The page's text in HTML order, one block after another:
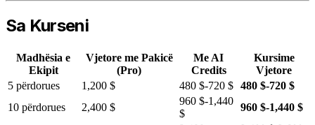
Sa Kurseni
Madhësia e
Ekipit
Vjetore me Pakicë
(Pro)
Me AI
Credits
Kursime
Vjetore
5 përdorues
1,200 $ 480 $-720 $ 480 $-720 $
10 përdorues
2,400 $
960 $-1,440
$
960 $-1,440 $